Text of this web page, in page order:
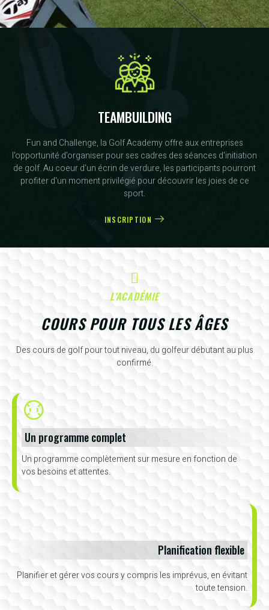
TEAMBUILDING
Fun and Challenge, la Golf Academy offre aux entreprises
l'opportunité d'organiser pour ses cadres des séances d'initiation
de golf. Au coeur d'un écrin de verdure, les participants pourront
profiter d'un moment privilégié pour découvrir les joies de ce
sport.
INSCRIPTION
L'ACADÉMIE
COURS POUR TOUS LES ÂGES
Des cours de golf pour tout niveau, du golfeur débutant au plus
confirmé.
Un programme complet
Un programme complètement sur mesure en fonction de
vos besoins et attentes.
Planification flexible
Planifier et gérer vos cours y compris les imprévus, en évitant
toute tension.